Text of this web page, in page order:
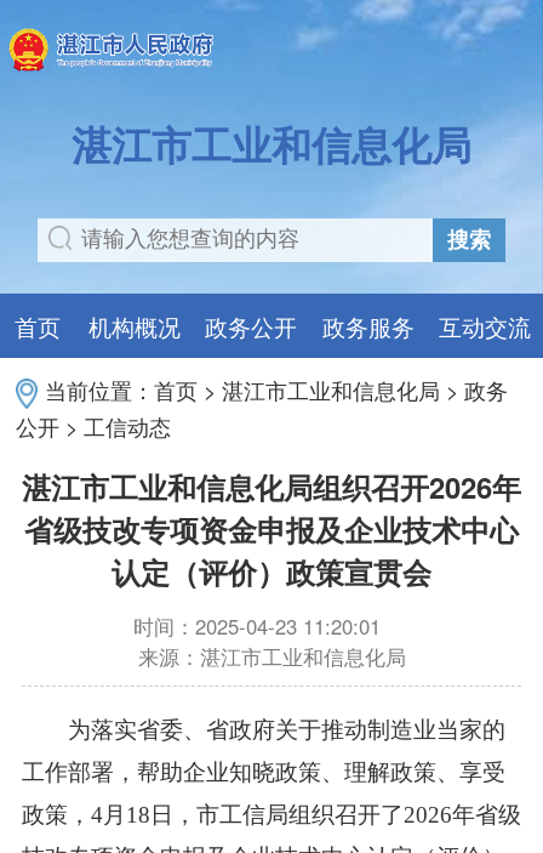
湛江市工业和信息化局
搜索
首页 机构概况 政务公开 政务服务 互动交流
当前位置：首页 >湛江市工业和信息化局 >政务
公开 > 工信动态
湛江市工业和信息化局组织召开2026年
省级技改专项资金申报及企业技术中心
认定（评价）政策宣贯会
时间：2025-04-23 11:20:01
来源：湛江市工业和信息化局
为落实省委、省政府关于推动制造业当家的
工作部署，帮助企业知晓政策、理解政策、享受
政策，4月18日，市工信局组织召开了2026年省级